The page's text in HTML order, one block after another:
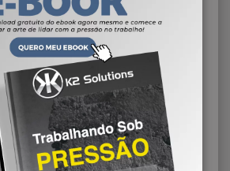
sempre especifique a vaga que
por e-mail, adicione o título
no campo “assunto” – assim,
sabe imediatamente para qual vaga
Uma breve
no corpo da mensagem também